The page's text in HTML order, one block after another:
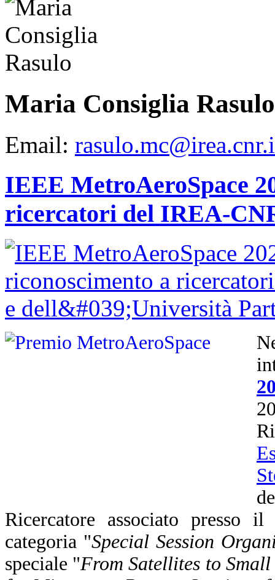
Maria Consiglia Rasulo
Email:
IEEE MetroAeroSpace
ricercatori del IREA-
Ricercatore associato presso
categoria "Special Session
speciale "From Satellites to